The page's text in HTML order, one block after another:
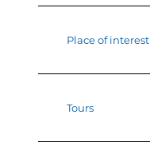
Place of interest
Tours